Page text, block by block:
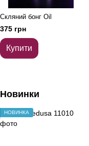
Скляний бонг Oil
375 грн
Купити
Новинки
НОВИНКА